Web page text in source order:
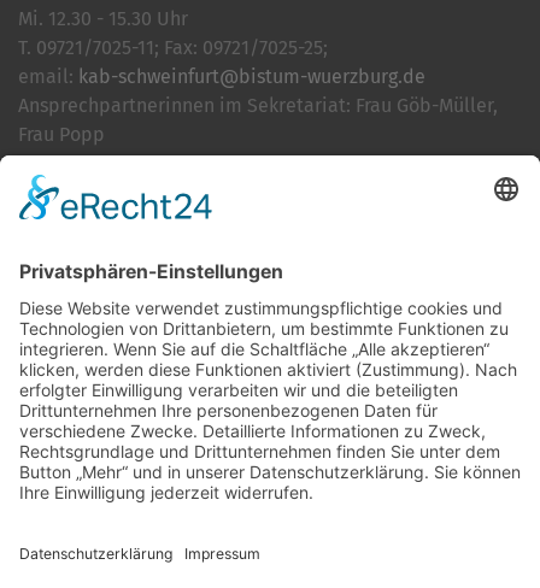
Mi. 12.30 - 15.30 Uhr
T. 09721/7025-11; Fax: 09721/7025-25;
email: kab-schweinfurt@bistum-wuerzburg.de
Ansprechpartnerinnen im Sekretariat: Frau Göb-Müller,
Frau Popp
Cookie-Einstellungen
Kontakt
Login